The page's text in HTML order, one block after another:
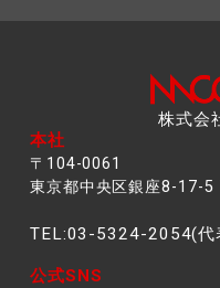
株式会
本社
〒104-0061
東京都中央区銀座8-17-5
TEL:03-5324-2054(代
公式SNS